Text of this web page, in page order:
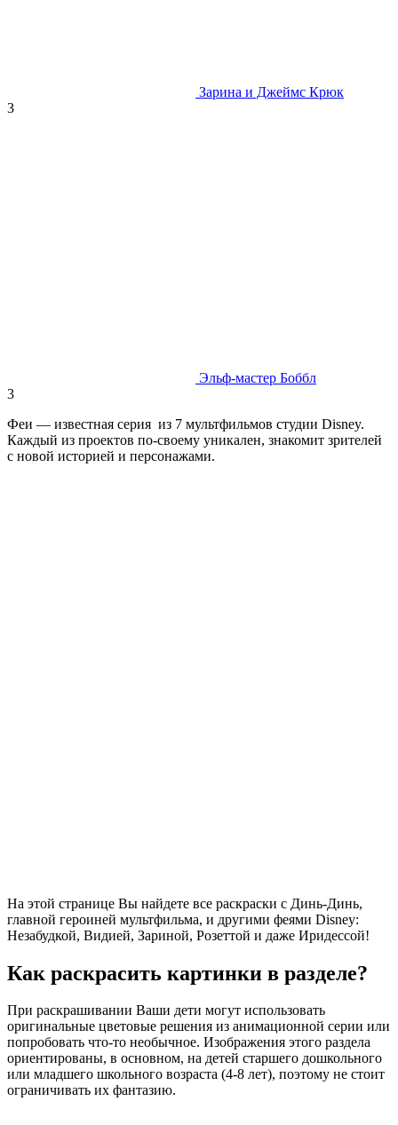
Зарина и Джеймс Крюк
3
Эльф-мастер Боббл
3
Феи — известная серия из 7 мультфильмов студии Disney.
Каждый из проектов по-своему уникален, знакомит зрителей
с новой историей и персонажами.
На этой странице Вы найдете все раскраски с Динь-Динь,
главной героиней мультфильма, и другими феями Disney:
Незабудкой, Видией, Зариной, Розеттой и даже Иридессой!
Как раскрасить картинки в разделе?
При раскрашивании Ваши дети могут использовать
оригинальные цветовые решения из анимационной серии или
попробовать что-то необычное. Изображения этого раздела
ориентированы, в основном, на детей старшего дошкольного
или младшего школьного возраста (4-8 лет), поэтому не стоит
ограничивать их фантазию.